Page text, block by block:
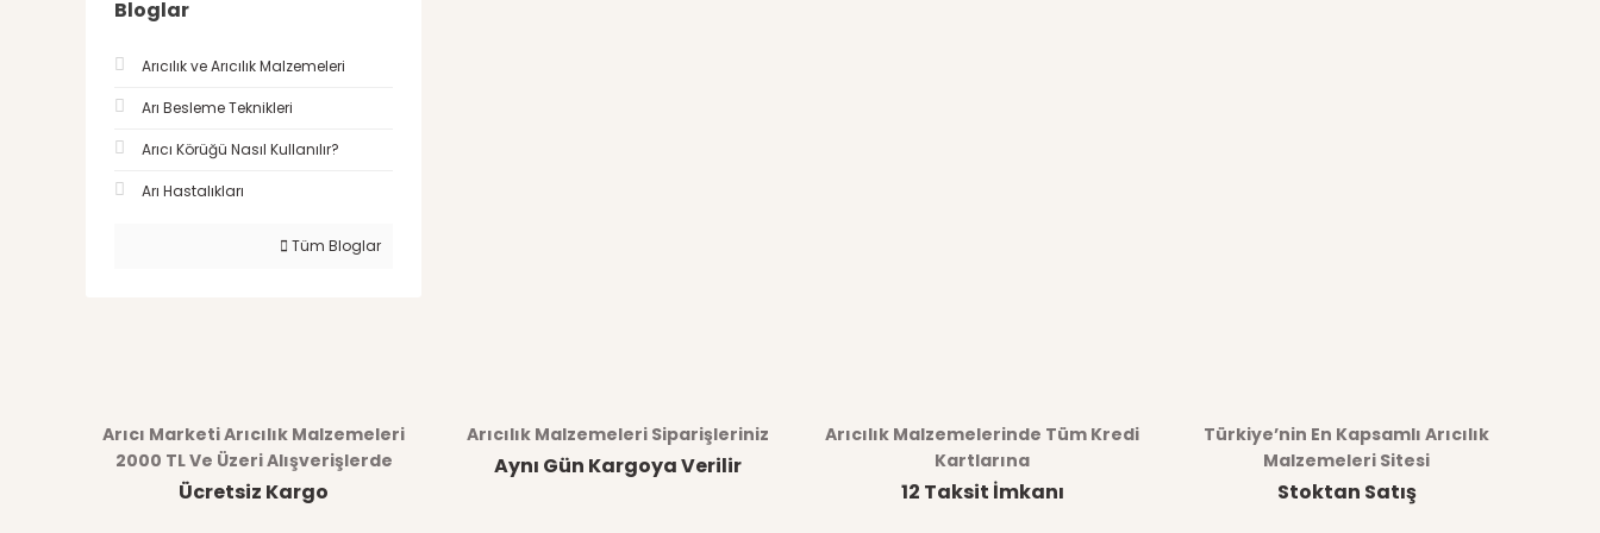
Bloglar
Arıcılık ve Arıcılık Malzemeleri
Arı Besleme Teknikleri
Arıcı Körüğü Nasıl Kullanılır?
Arı Hastalıkları
Tüm Bloglar
Arıcı Marketi Arıcılık Malzemeleri
2000 TL Ve Üzeri Alışverişlerde
Ücretsiz Kargo
Arıcılık Malzemeleri Siparişleriniz
Aynı Gün Kargoya Verilir
Arıcılık Malzemelerinde Tüm Kredi
Kartlarına
12 Taksit İmkanı
Türkiye’nin En Kapsamlı Arıcılık
Malzemeleri Sitesi
Stoktan Satış